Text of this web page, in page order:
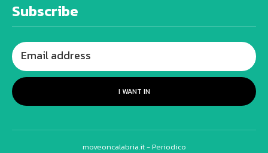
Subscribe
I WANT IN
moveoncalabria.it - Periodico